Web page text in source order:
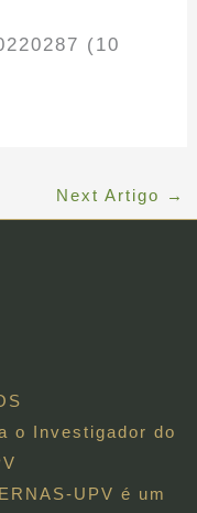
(10
Next Artigo →
o Investigador do
UPV é um